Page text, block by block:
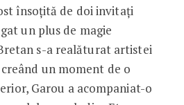
însoțită de doi invitați
un plus de magie
s-a realăturat artistei
un moment de o
Garou a acompaniat-o